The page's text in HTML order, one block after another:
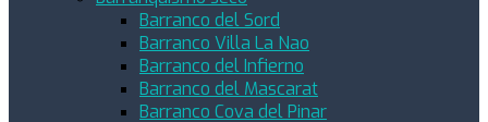
Barranco del Sord
Barranco Villa La Nao
Barranco del Infierno
Barranco del Mascarat
Barranco Cova del Pinar